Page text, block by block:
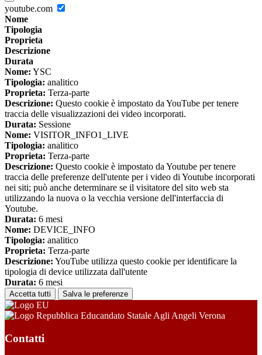
youtube.com
Nome
Tipologia
Proprieta
Descrizione
Durata
Nome: YSC
Tipologia: analitico
Proprieta: Terza-parte
Descrizione: Questo cookie è impostato da YouTube per tenere
traccia delle visualizzazioni dei video incorporati.
Durata: Sessione
Nome: VISITOR_INFO1_LIVE
Tipologia: analitico
Proprieta: Terza-parte
Descrizione: Questo cookie è impostato da Youtube per tenere
traccia delle preferenze dell'utente per i video di Youtube incorporati
nei siti; può anche determinare se il visitatore del sito web sta
utilizzando la nuova o la vecchia versione dell'interfaccia di
Youtube.
Durata: 6 mesi
Nome: DEVICE_INFO
Tipologia: analitico
Proprieta: Terza-parte
Descrizione: YouTube utilizza questo cookie per identificare la
tipologia di device utilizzata dall'utente
Durata: 6 mesi
Accetta tutti Salva le preferenze
Educandato Statale Agli Angeli Verona
Contatti